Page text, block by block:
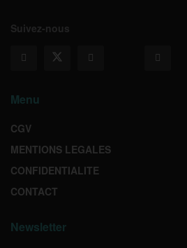
Suivez-nous
Menu
CGV
MENTIONS LEGALES
CONFIDENTIALITE
CONTACT
Newsletter